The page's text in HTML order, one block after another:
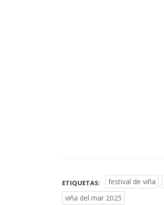
ETIQUETAS: festival de viña
viña del mar 2025